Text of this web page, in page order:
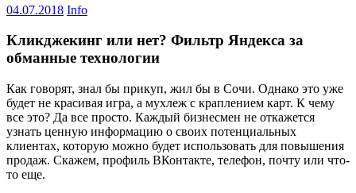
04.07.2018 Info
Кликджекинг или нет? Фильтр Яндекса за
обманные технологии
Как говорят, знал бы прикуп, жил бы в Сочи. Однако это уже
будет не красивая игра, а мухлеж с краплением карт. К чему
все это? Да все просто. Каждый бизнесмен не откажется
узнать ценную информацию о своих потенциальных
клиентах, которую можно будет использовать для повышения
продаж. Скажем, профиль ВКонтакте, телефон, почту или что-
то еще.